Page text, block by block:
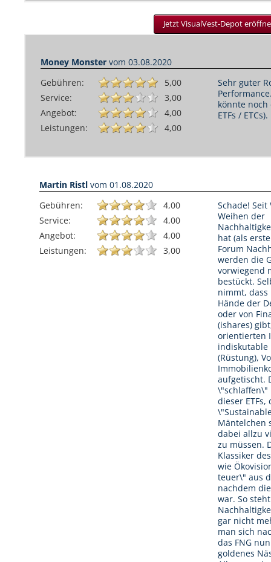
Jetzt VisualVest-Depot
Money Monster vom 03.08.2020
Gebühren:
5,00
Service:
3,00
Angebot:
4,00
Leistungen:
4,00
Sehr guter
könnte
ETFs / ETCs).
Martin Ristl vom 01.08.2020
Gebühren:
4,00
Service:
4,00
Angebot:
4,00
Leistungen:
3,00
Schade!
Weihen der
hat (als
Forum
werden die
vorwiegend
bestückt.
nimmt,
Hände der
oder von
(ishares)
orientierten
indiskutable
(Rüstung),
aufgetischt.
\"schlaffen\"
dieser
Mäntelchen
dabei allzu
zu müssen.
Klassiker
wie
teuer\" aus
nachdem
war. So
gar nicht
man sich
das FNG
goldenes